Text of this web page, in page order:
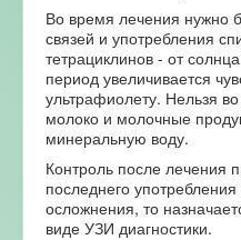
Во время лечения нужно
связей и употребления
тетрациклинов - от
период увеличивается
ультрафиолету. Нельзя
молоко и молочные
минеральную воду.
Контроль после лечения
последнего
осложнения, то
виде УЗИ диагностики.